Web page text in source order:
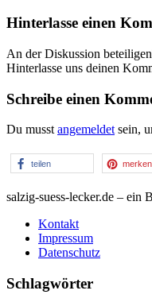
Hinterlasse einen
An der Diskussion
Hinterlasse uns deinen
Schreibe einen
Du musst angemeldet sein,
teilen merken
salzig-suess-lecker.de –
Kontakt
Impressum
Datenschutz
Schlagwörter